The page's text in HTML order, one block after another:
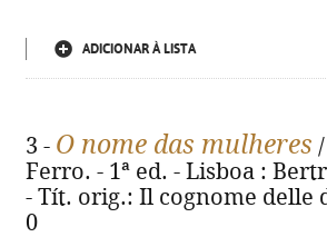
ADICIONAR À LISTA
3 - O nome das mulheres
Ferro. - 1ª ed. - Lisboa :
- Tít. orig.: Il cognome delle
0